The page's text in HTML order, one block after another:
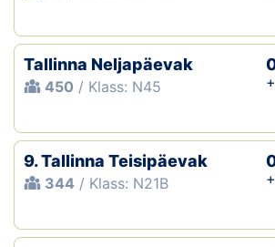
Tallinna Neljapäevak
450 / Klass: N45
9. Tallinna Teisipäevak
344 / Klass: N21B